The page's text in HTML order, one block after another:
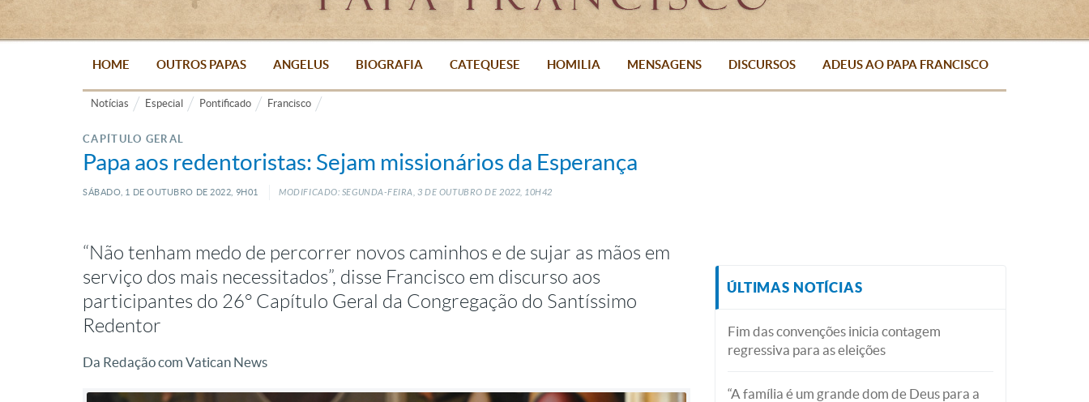
HOME OUTROS PAPAS ANGELUS BIOGRAFIA CATEQUESE HOMILIA MENSAGENS DISCURSOS ADEUS AO PAPA FRANCISCO
Notícias Especial Pontificado Francisco
CAPÍTULO GERAL
Papa aos redentoristas: Sejam missionários da Esperança
SÁBADO, 1 DE OUTUBRO DE 2022, 9H01 MODIFICADO: SEGUNDA-FEIRA, 3 DE OUTUBRO DE 2022, 10H42
“Não tenham medo de percorrer novos caminhos e de sujar as mãos em
serviço dos mais necessitados”, disse Francisco em discurso aos
participantes do 26° Capítulo Geral da Congregação do Santíssimo
Redentor
Da Redação com Vatican News
ÚLTIMAS NOTÍCIAS
Fim das convenções inicia contagem
regressiva para as eleições
“A família é um grande dom de Deus para a